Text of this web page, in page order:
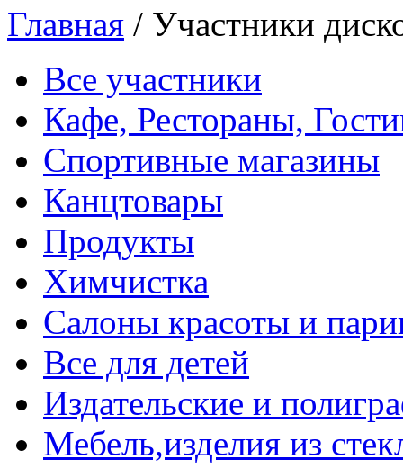
Главная / Участники
Все участники
Кафе, Рестораны,
Спортивные магазины
Канцтовары
Продукты
Химчистка
Салоны красоты и
Все для детей
Издательские и
Мебель,изделия из